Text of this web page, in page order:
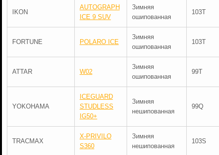
IKON
AUTOGRAPH
ICE 9 SUV
Зимняя
ошипованная
103T
FORTUNE POLARO ICE
Зимняя
ошипованная
103T
ATTAR W02
Зимняя
ошипованная
99T
YOKOHAMA
ICEGUARD
STUDLESS
IG50+
Зимняя
нешипованная
99Q
TRACMAX
X-PRIVILO
S360
Зимняя
нешипованная
103S